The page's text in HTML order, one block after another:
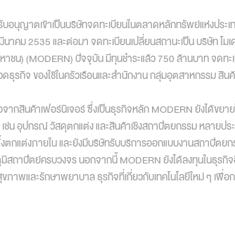
อนุญาตเข้าเป็นบริษัทจดทะเบียนในตลาดหลักทรัพย์แห่งประเ
าคม 2535 และต่อมา จดทะเบียนเปลี่ยนสถานะเป็น บริษัท โ
าชน) (MODERN) ปัจจุบัน มีทุนชำระแล้ว 750 ล้านบาท จดทะ
ธุรกิจ ของใช้ในครัวเรือนและสำนักงาน กลุ่มอุตสาหกรรม สิน
ากสินค้าเฟอร์นิเจอร์ ซึ่งเป็นธุรกิจหลัก MODERN ยังได้ขยา
เช่น อุปกรณ์ วัสดุตกแต่ง และสินค้าเชิงสถาปัตยกรรม หลายปร
ตกแต่งภายใน และยังมีบริษัทรับบริการออกแบบงานสถาปัตย
มิสถาปัตย์ครบวงจร นอกจากนี้ MODERN ยังได้ลงทุนในธุรกิ
ภาพและรักษาพยาบาล ธุรกิจที่เกี่ยวกับเทคโนโลยีใหม่ ๆ เพื่อ